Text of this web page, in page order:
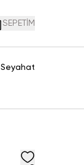
SEPETİM
Seyahat